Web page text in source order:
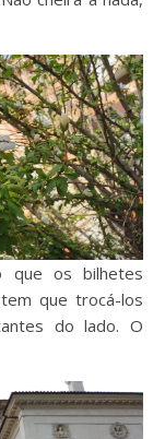
que os bilhetes
que trocá-los
do lado. O